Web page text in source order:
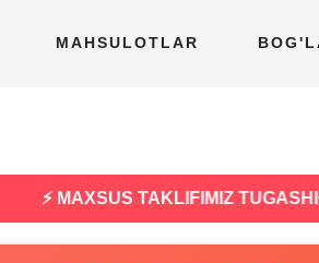
MAHSULOTLAR
⚡ MAXSUS TAKLIFIMIZ